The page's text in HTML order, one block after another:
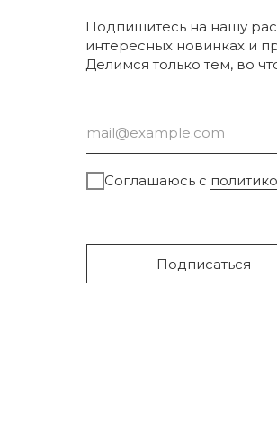
Подпишитесь на нашу
интересных новинках и
Делимся только тем, во
Соглашаюсь с
Подписаться